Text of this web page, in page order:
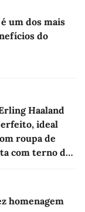
um dos mais
do
Haaland
ideal
roupa de
com terno de
homenagem